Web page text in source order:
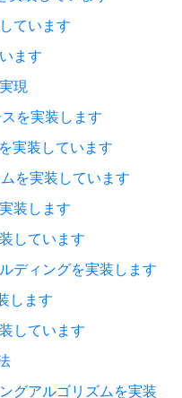
ています
ます
現
を実装します
実装しています
を実装しています
装します
しています
ディングを実装します
します
しています
グアルゴリズムを実装